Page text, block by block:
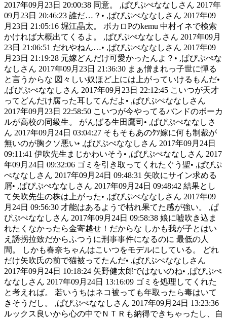
2017年09月23日 20:00:38 同意。 ,ぱぴぷぺななしさん 2017年
09月23日 20:46:23 誰だ…？• ,ぱぴぷぺななしさん 2017年09
月23日 21:05:16 堀江晶太。 ボカロPのkemu 中村イネで検索
かければ大概出てくるよ。 ,ぱぴぷぺななしさん 2017年09月
23日 21:06:51 だれやねん…• ,ぱぴぷぺななしさん 2017年09
月23日 21:19:28 元嫁どんだけ可愛かったんよ？• ,ぱぴぷぺな
なしさん 2017年09月23日 21:36:30 まぁ憎まれっ子世に憚る
と言うからな 図々しい奴ほど上には上がっていけるもんだ•
,ぱぴぷぺななしさん 2017年09月23日 22:12:45 こいつが天才
ってどんだけ腐った耳してんだよ• ,ぱぴぷぺななしさん
2017年09月23日 22:58:50 こいつが今やってるバンドのボーカ
ルが高校の同級生。 がんばる生田鷹司• ,ぱぴぷぺななしさ
ん 2017年09月24日 03:04:27 そもそもあのｸｿ嫁に何も制裁が
無いのが胸クソ悪い• ,ぱぴぷぺななしさん 2017年09月24日
09:11:41 伊吹先生まじかわいそう• ,ぱぴぷぺななしさん 2017
年09月24日 09:32:06 ゴミを引き取ってくれたぐう聖• ,ぱぴぷ
ぺななしさん 2017年09月24日 09:48:31 矢吹にサイン求める
屑• ,ぱぴぷぺななしさん 2017年09月24日 09:48:42 結果とし
て矢吹先生の株は上がった• ,ぱぴぷぺななしさん 2017年09
月24日 09:56:30 才能はあるようで枯れ果てた感が強い。 ,ぱ
ぴぷぺななしさん 2017年09月24日 09:58:38 娘に嘘吹き込ま
れたくなかったら金寄越せ！だからな しかも我が子とはい
え誘拐拉致だからふつうに刑事事件になるのに 最低の人
間。 しかも春奈ちゃんはこいつをモデルにしている。 どれ
だけ矢吹氏の前で猫被ってたんだ• ,ぱぴぷぺななしさん
2017年09月24日 10:18:24 矢野健太郎ではないのね• ,ぱぴぷぺ
ななしさん 2017年09月24日 13:16:09 ゴミを処理してくれた
と考えれば。 若いうちはネコ被っても年取ったら毒はいて
きそうだし。 ,ぱぴぷぺななしさん 2017年09月24日 13:23:36
ルックス良いから心の中でＮＴＲも納得できちゃったし、自